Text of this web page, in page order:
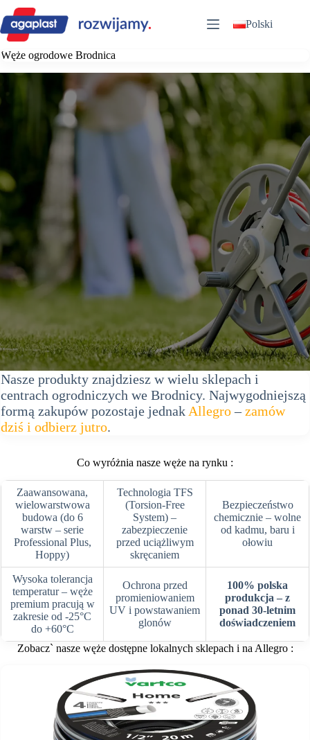
Przejdź
do
treści
Polski
Węże ogrodowe Brodnica
Nasze produkty znajdziesz w wielu sklepach i
centrach ogrodniczych we Brodnicy. Najwygodniejszą
formą zakupów pozostaje jednak Allegro–zamów
dziś i odbierz jutro.
Co wyróżnia nasze węże na rynku :
Zaawansowana,
wielowarstwowa
budowa (do 6
warstw – serie
Professional Plus,
Hoppy)
Technologia TFS
(Torsion-Free
System) –
zabezpieczenie
przed uciążliwym
skręcaniem
Bezpieczeństwo
chemicznie – wolne
od kadmu, baru i
ołowiu
Wysoka tolerancja
temperatur – węże
premium pracują w
zakresie od -25°C
do +60°C
Ochrona przed
promieniowaniem
UV i powstawaniem
glonów
100% polska
produkcja – z
ponad 30-letnim
doświadczeniem
Zobacz` nasze węże dostępne lokalnych sklepach i na Allegro :